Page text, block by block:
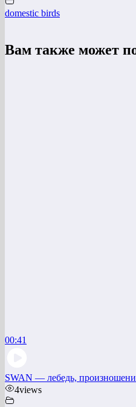
domestic birds
Вам также может
00:41
SWAN — лебедь,
4views